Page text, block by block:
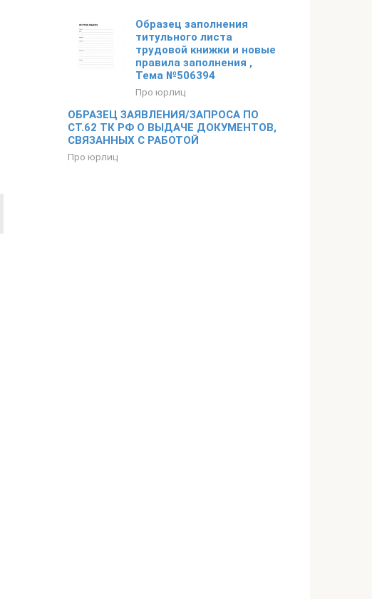
Образец заполнения
титульного листа
трудовой книжки и новые
правила заполнения ,
Тема №506394
Про юрлиц
ОБРАЗЕЦ ЗАЯВЛЕНИЯ/ЗАПРОСА ПО
СТ.62 ТК РФ О ВЫДАЧЕ ДОКУМЕНТОВ,
СВЯЗАННЫХ С РАБОТОЙ
Про юрлиц